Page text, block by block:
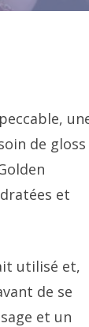
de gloss
et
utilisé et,
de se
et un